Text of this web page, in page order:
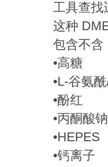
工具查找
这种
包含不含
•高糖
•L-谷氨
•酚红
•丙酮酸钠
•HEPES
•钙离子